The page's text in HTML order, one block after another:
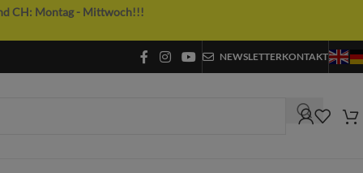
CH: Montag - Mittwoch!!!
NEWSLETTERKONTAKT